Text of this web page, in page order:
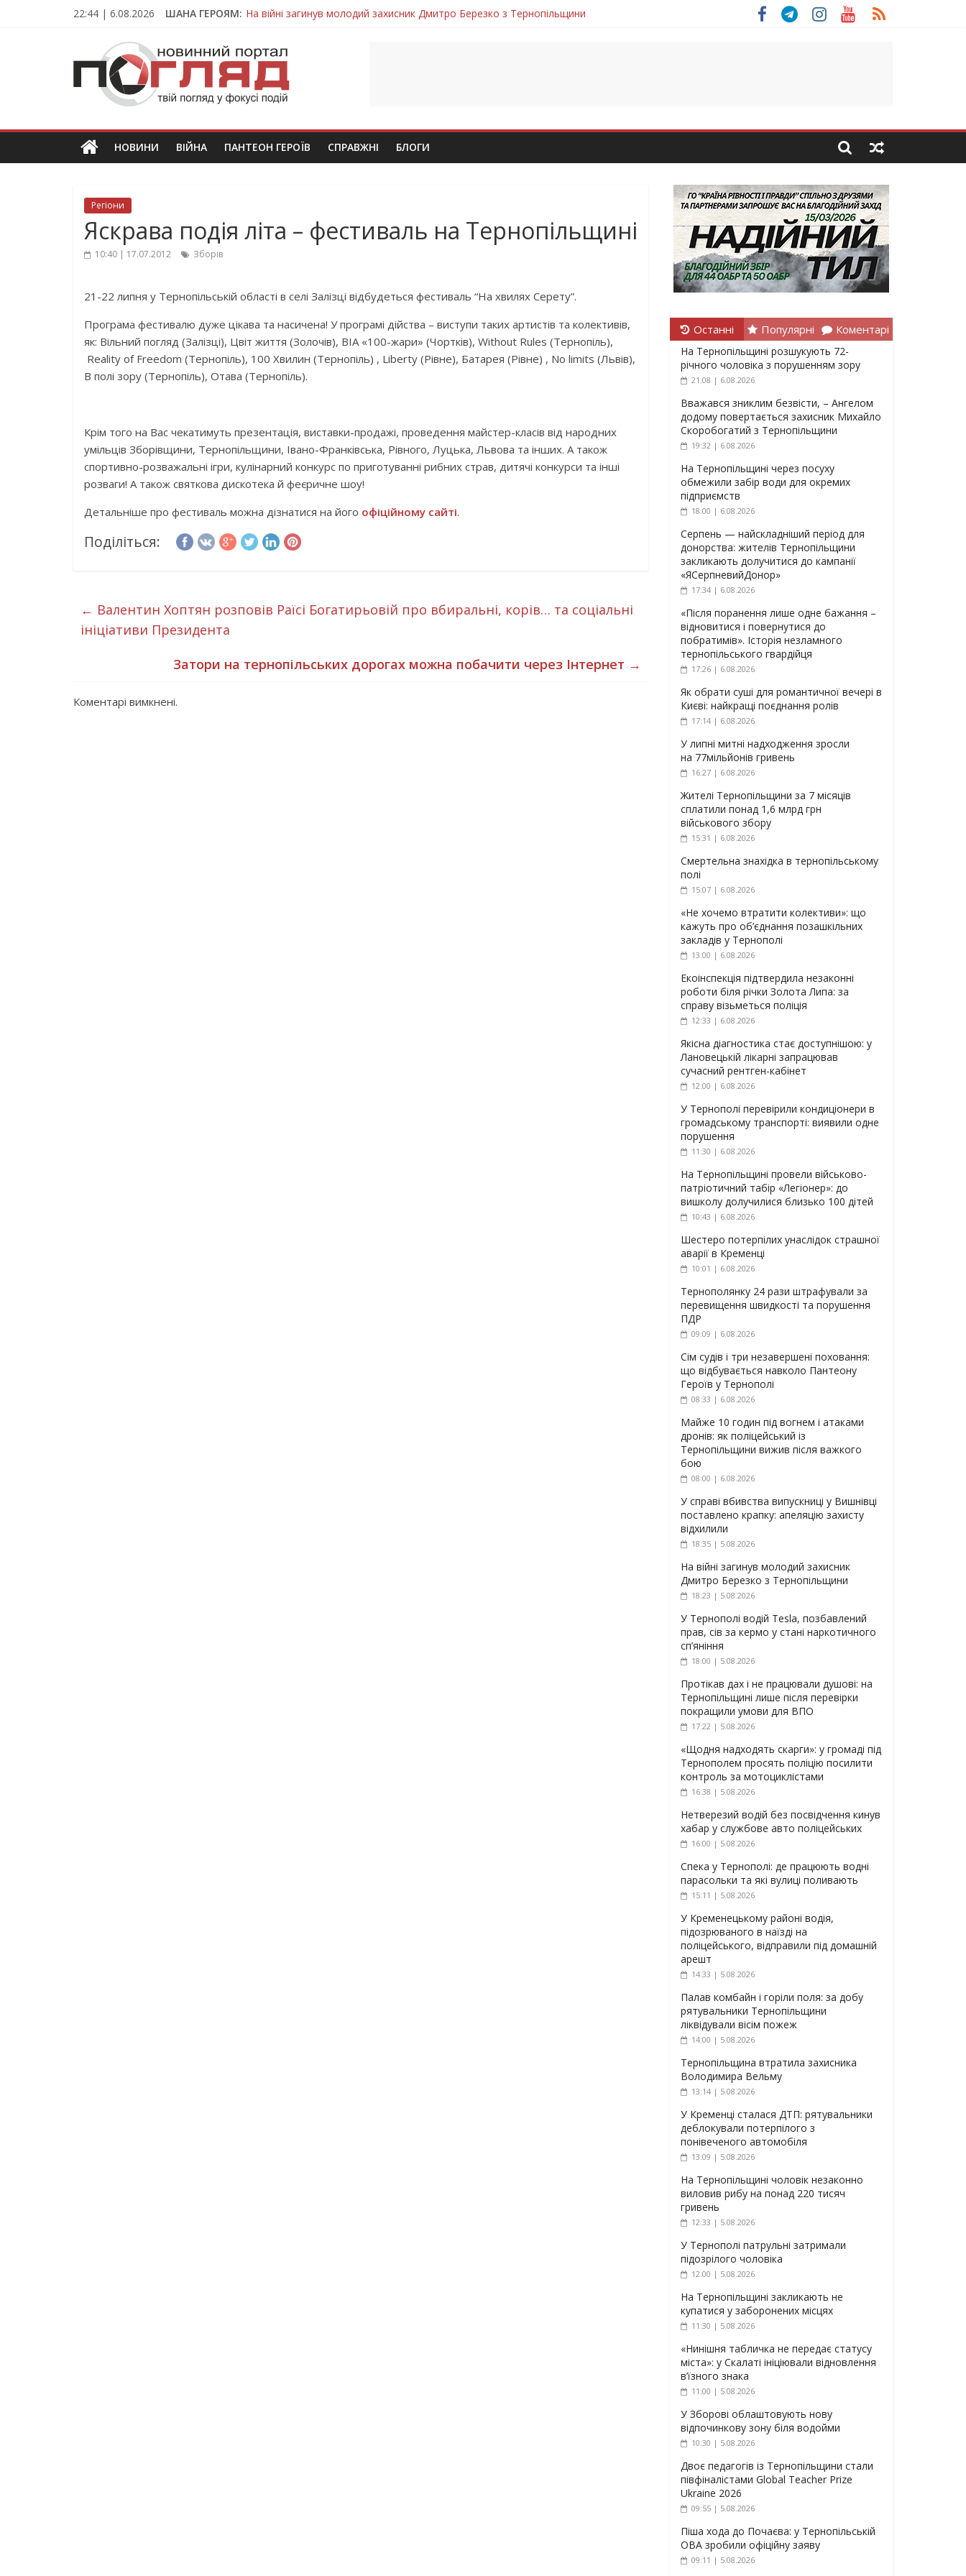
22:44 | 6.08.2026 ШАНА ГЕРОЯМ: На війні загинув молодий захисник Дмитро Березко з Тернопільщини
Захисник з Тернопільщини Петро Федів повертається до рідного дому «на щиті»
Тернопільщина в скорботі: на щиті повертається воїн Володимир Паламарчук
Вважався зниклим безвісти, – Ангелом додому повертається захисник Михайло Скоробогатий з Тернопільщини
ПОГЛЯД
Новини
Тернополя.
новини
та
НОВИНИ ВІЙНА ПАНТЕОН ГЕРОЇВ СПРАВЖНІ БЛОГИ
Регіони
Яскрава подія літа – фестиваль на Тернопільщині
10:40 | 17.07.2012 Зборів
21-22 липня у Тернопільській області в селі Залізці відбудеться фестиваль “На хвилях Серету”.
Програма фестивалю дуже цікава та насичена! У програмі дійства – виступи таких артистів та колективів,
як: Вільний погляд (Залізці), Цвіт життя (Золочів), ВІА «100-жари» (Чортків), Without Rules (Тернопіль),
Reality of Freedom (Тернопіль), 100 Хвилин (Тернопіль) , Liberty (Рівне), Батарея (Рівне) , No limits (Львів),
В полі зору (Тернопіль), Отава (Тернопіль).
Крім того на Вас чекатимуть презентація, виставки-продажі, проведення майстер-класів від народних
умільців Зборівщини, Тернопільщини, Івано-Франківська, Рівного, Луцька, Львова та інших. А також
спортивно-розважальні ігри, кулінарний конкурс по приготуванні рибних страв, дитячі конкурси та інші
розваги! А також святкова дискотека й феєричне шоу!
Детальніше про фестиваль можна дізнатися на його офіційному сайті.
Поділіться:
← Валентин Хоптян розповів Раїсі Богатирьовій про вбиральні, корів… та соціальні
ініціативи Президента
Затори на тернопільських дорогах можна побачити через Інтернет →
Коментарі вимкнені.
Останні Популярні Коментарі
На Тернопільщині розшукують 72-
річного чоловіка з порушенням зору
21:08 | 6.08.2026
Вважався зниклим безвісти, – Ангелом
додому повертається захисник Михайло
Скоробогатий з Тернопільщини
19:32 | 6.08.2026
На Тернопільщині через посуху
обмежили забір води для окремих
підприємств
18:00 | 6.08.2026
Серпень — найскладніший період для
донорства: жителів Тернопільщини
закликають долучитися до кампанії
«ЯСерпневийДонор»
17:34 | 6.08.2026
«Після поранення лише одне бажання –
відновитися і повернутися до
побратимів». Історія незламного
тернопільського гвардійця
17:26 | 6.08.2026
Як обрати суші для романтичної вечері в
Києві: найкращі поєднання ролів
17:14 | 6.08.2026
У липні митні надходження зросли
на 77мільйонів гривень
16:27 | 6.08.2026
Жителі Тернопільщини за 7 місяців
сплатили понад 1,6 млрд грн
військового збору
15:31 | 6.08.2026
Смертельна знахідка в тернопільському
полі
15:07 | 6.08.2026
«Не хочемо втратити колективи»: що
кажуть про об’єднання позашкільних
закладів у Тернополі
13:00 | 6.08.2026
Екоінспекція підтвердила незаконні
роботи біля річки Золота Липа: за
справу візьметься поліція
12:33 | 6.08.2026
Якісна діагностика стає доступнішою: у
Лановецькій лікарні запрацював
сучасний рентген-кабінет
12:00 | 6.08.2026
У Тернополі перевірили кондиціонери в
громадському транспорті: виявили одне
порушення
11:30 | 6.08.2026
На Тернопільщині провели військово-
патріотичний табір «Легіонер»: до
вишколу долучилися близько 100 дітей
10:43 | 6.08.2026
Шестеро потерпілих унаслідок страшної
аварії в Кременці
10:01 | 6.08.2026
Тернополянку 24 рази штрафували за
перевищення швидкості та порушення
ПДР
09:09 | 6.08.2026
Сім судів і три незавершені поховання:
що відбувається навколо Пантеону
Героїв у Тернополі
08:33 | 6.08.2026
Майже 10 годин під вогнем і атаками
дронів: як поліцейський із
Тернопільщини вижив після важкого
бою
08:00 | 6.08.2026
У справі вбивства випускниці у Вишнівці
поставлено крапку: апеляцію захисту
відхилили
18:35 | 5.08.2026
На війні загинув молодий захисник
Дмитро Березко з Тернопільщини
18:23 | 5.08.2026
У Тернополі водій Tesla, позбавлений
прав, сів за кермо у стані наркотичного
сп’яніння
18:00 | 5.08.2026
Протікав дах і не працювали душові: на
Тернопільщині лише після перевірки
покращили умови для ВПО
17:22 | 5.08.2026
«Щодня надходять скарги»: у громаді під
Тернополем просять поліцію посилити
контроль за мотоциклістами
16:38 | 5.08.2026
Нетверезий водій без посвідчення кинув
хабар у службове авто поліцейських
16:00 | 5.08.2026
Спека у Тернополі: де працюють водні
парасольки та які вулиці поливають
15:11 | 5.08.2026
У Кременецькому районі водія,
підозрюваного в наїзді на
поліцейського, відправили під домашній
арешт
14:33 | 5.08.2026
Палав комбайн і горіли поля: за добу
рятувальники Тернопільщини
ліквідували вісім пожеж
14:00 | 5.08.2026
Тернопільщина втратила захисника
Володимира Вельму
13:14 | 5.08.2026
У Кременці сталася ДТП: рятувальники
деблокували потерпілого з
понівеченого автомобіля
13:09 | 5.08.2026
На Тернопільщині чоловік незаконно
виловив рибу на понад 220 тисяч
гривень
12:33 | 5.08.2026
У Тернополі патрульні затримали
підозрілого чоловіка
12:00 | 5.08.2026
На Тернопільщині закликають не
купатися у заборонених місцях
11:30 | 5.08.2026
«Нинішня табличка не передає статусу
міста»: у Скалаті ініціювали відновлення
в’їзного знака
11:00 | 5.08.2026
У Зборові облаштовують нову
відпочинкову зону біля водойми
10:30 | 5.08.2026
Двоє педагогів із Тернопільщини стали
півфіналістами Global Teacher Prize
Ukraine 2026
09:55 | 5.08.2026
Піша хода до Почаєва: у Тернопільській
ОВА зробили офіційну заяву
09:11 | 5.08.2026